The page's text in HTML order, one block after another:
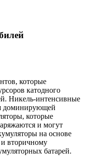
которые
катодного
Никель-интенсивные
доминирующей
которые
и могут
на основе
вторичному
батарей.